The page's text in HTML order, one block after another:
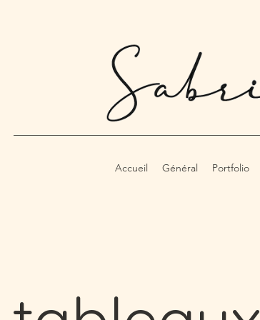
Accueil Général Portfolio